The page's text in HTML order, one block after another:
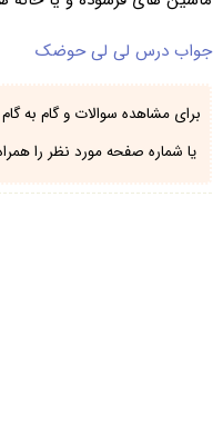
جواب درس لی لی حوضک
برای مشاهده سوالات و گام به
یا شماره صفحه مورد نظر را